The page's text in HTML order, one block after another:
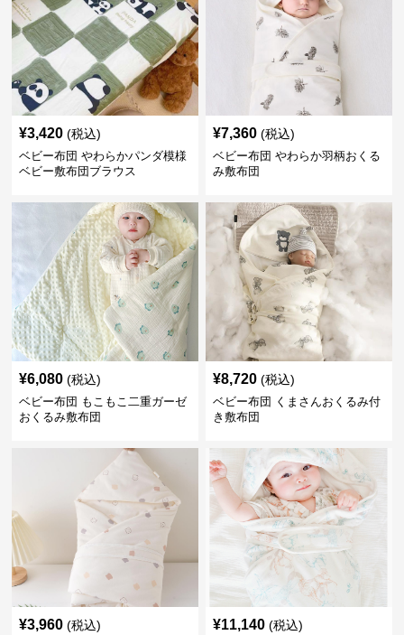
¥3,420 (税込)
ベビー布団 やわらかパンダ模様
ベビー敷布団ブラウス
¥7,360 (税込)
ベビー布団 やわらか羽柄おくる
み敷布団
¥6,080 (税込)
ベビー布団 もこもこ二重ガーゼ
おくるみ敷布団
¥8,720 (税込)
ベビー布団 くまさんおくるみ付
き敷布団
¥3,960 (税込) ¥11,140 (税込)